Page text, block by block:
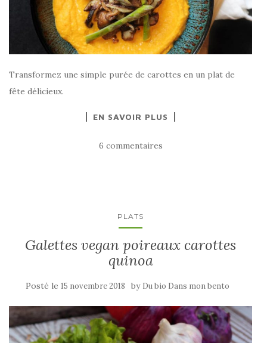
Transformez une simple purée de carottes en un plat de
fête délicieux.
EN SAVOIR PLUS
6 commentaires
PLATS
Galettes vegan poireaux carottes
quinoa
Posté le 15 novembre 2018 by Du bio Dans mon bento